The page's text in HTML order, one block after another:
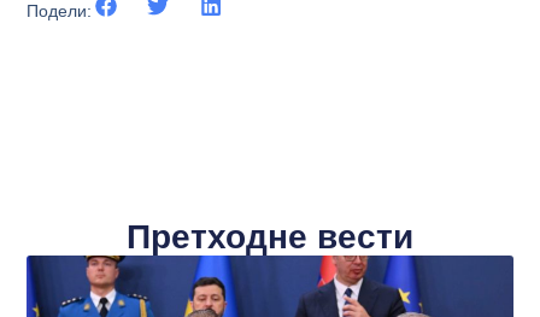
Подели:
Претходне вести